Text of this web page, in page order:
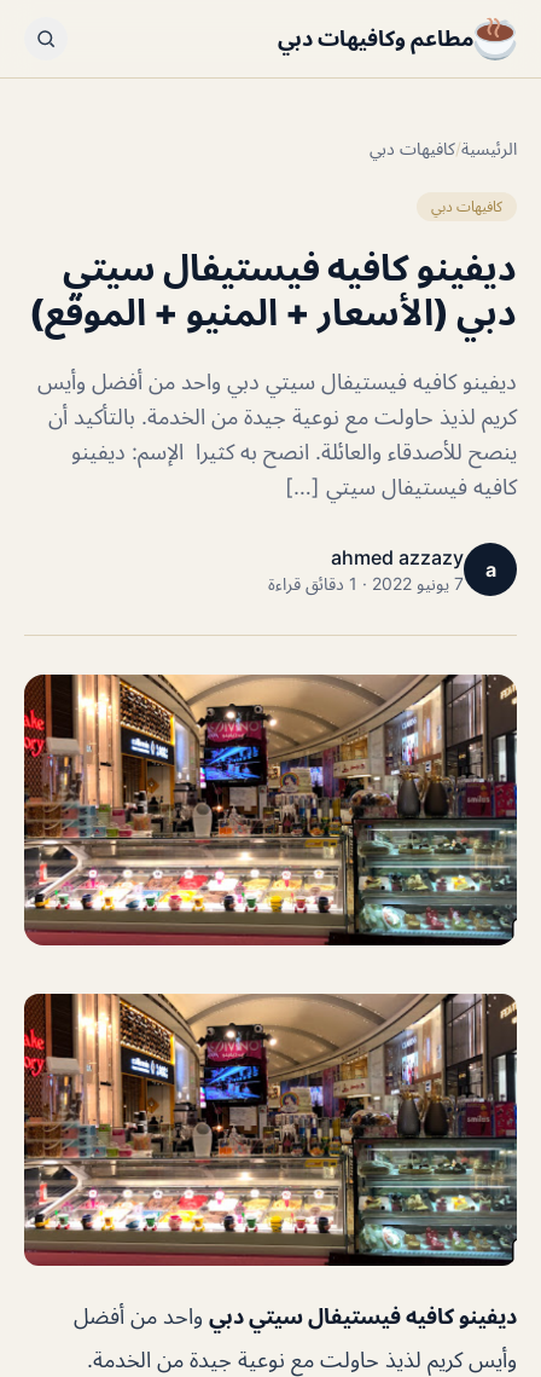
مطاعم وكافيهات دبي
الرئيسية/كافيهات دبي
كافيهات دبي
ديفينو كافيه فيستيفال سيتي
دبي (الأسعار + المنيو + الموقع)
ديفينو كافيه فيستيفال سيتي دبي واحد من أفضل وأيس
كريم لذيذ حاولت مع نوعية جيدة من الخدمة. بالتأكيد أن
ينصح للأصدقاء والعائلة. انصح به كثيرا الإسم: ديفينو
كافيه فيستيفال سيتي […]
a
ahmed azzazy
7 يونيو 2022 · 1 دقائق قراءة
ديفينو كافيه فيستيفال سيتي دبي واحد من أفضل
وأيس كريم لذيذ حاولت مع نوعية جيدة من الخدمة.